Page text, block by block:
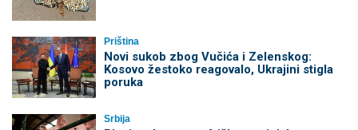
Priština
Novi sukob zbog Vučića i Zelenskog:
Kosovo žestoko reagovalo, Ukrajini stigla
poruka
Srbija